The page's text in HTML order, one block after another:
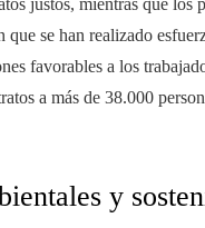
justos, mientras que los
que se han realizado
favorables a los
a más de 38.000
y